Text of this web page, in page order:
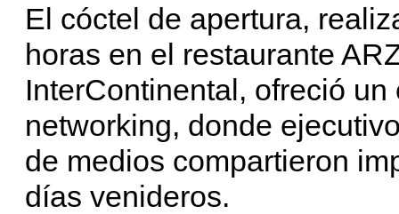
El cóctel de apertura,
horas en el restaurante
InterContinental, ofreció
networking, donde
de medios compartieron
días venideros.